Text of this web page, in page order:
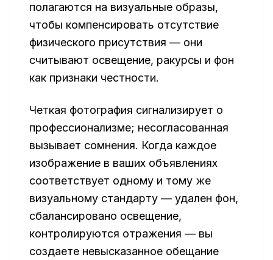
полагаются на визуальные образы,
чтобы компенсировать отсутствие
физического присутствия — они
считывают освещение, ракурсы и фон
как признаки честности.
Четкая фотография сигнализирует о
профессионализме; несогласованная
вызывает сомнения. Когда каждое
изображение в ваших объявлениях
соответствует одному и тому же
визуальному стандарту — удален фон,
сбалансировано освещение,
контролируются отражения — вы
создаете невысказанное обещание